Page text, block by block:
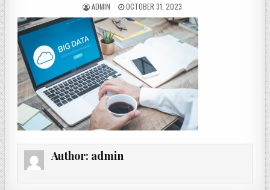
POSTED
BY
ADMIN
POSTED
ON
OCTOBER 31, 2023
Author: admin